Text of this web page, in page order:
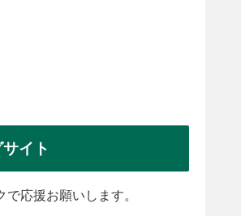
イト
で応援お願いします。